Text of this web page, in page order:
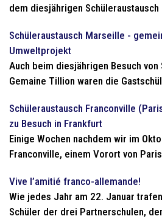
dem diesjährigen Schüleraustausch
Schüleraustausch Marseille -
Umweltprojekt
Auch beim diesjährigen Besuch
Gemaine Tillion waren die
Schüleraustausch Franconville
zu Besuch in Frankfurt
Einige Wochen nachdem wir im
Franconville, einem Vorort von
Vive l’amitié franco-allemande!
Wie jedes Jahr am 22. Januar
Schüler der drei Partnerschulen,